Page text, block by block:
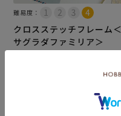
難易度：
クロスステッチフレーム＜
サグラダファミリア＞